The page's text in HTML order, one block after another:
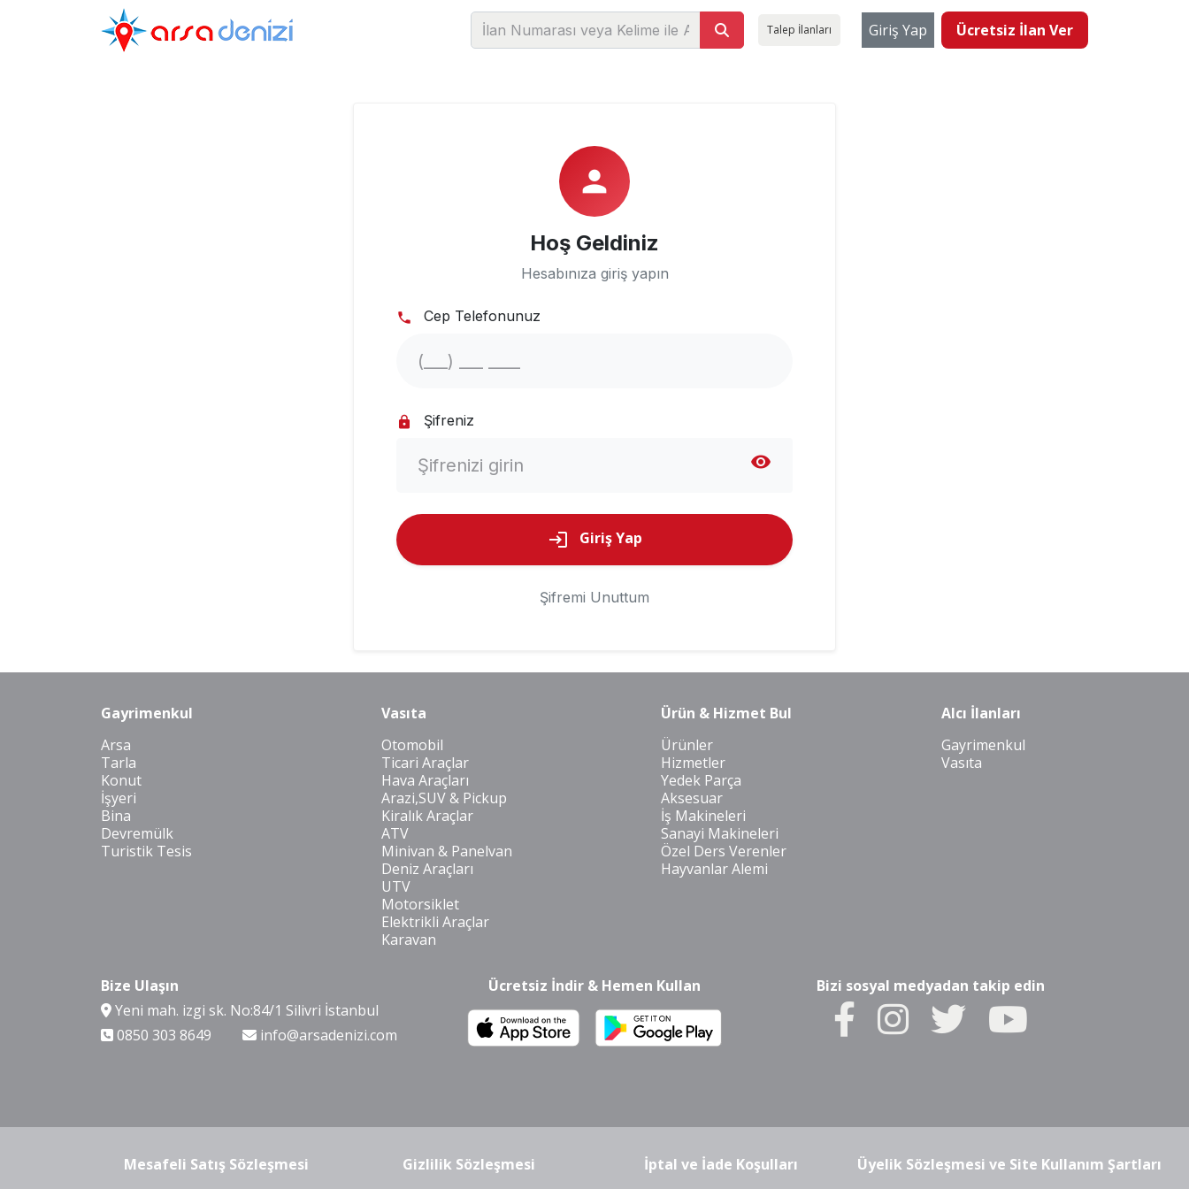
Talep İlanları Giriş Yap Ücretsiz İlan Ver
person
Hoş Geldiniz
Hesabınıza giriş yapın
phone Cep Telefonunuz
lock Şifreniz
visibility
login Giriş Yap
Şifremi Unuttum
Gayrimenkul
Arsa
Tarla
Konut
İşyeri
Bina
Devremülk
Turistik Tesis
Vasıta
Otomobil
Ticari Araçlar
Hava Araçları
Arazi,SUV & Pickup
Kiralık Araçlar
ATV
Minivan & Panelvan
Deniz Araçları
UTV
Motorsiklet
Elektrikli Araçlar
Karavan
Ürün & Hizmet Bul
Ürünler
Hizmetler
Yedek Parça
Aksesuar
İş Makineleri
Sanayi Makineleri
Özel Ders Verenler
Hayvanlar Alemi
Alcı İlanları
Gayrimenkul
Vasıta
Bize Ulaşın
Yeni mah. izgi sk. No:84/1 Silivri İstanbul
0850 303 8649
info@arsadenizi.com
Ücretsiz İndir & Hemen Kullan Bizi sosyal medyadan takip edin
Mesafeli Satış Sözleşmesi Gizlilik Sözleşmesi İptal ve İade Koşulları Üyelik Sözleşmesi ve Site Kullanım Şartları